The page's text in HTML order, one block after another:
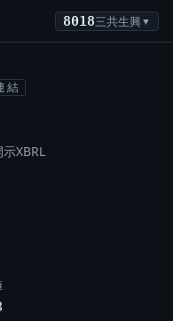
8018三共生興▼
結
XBRL